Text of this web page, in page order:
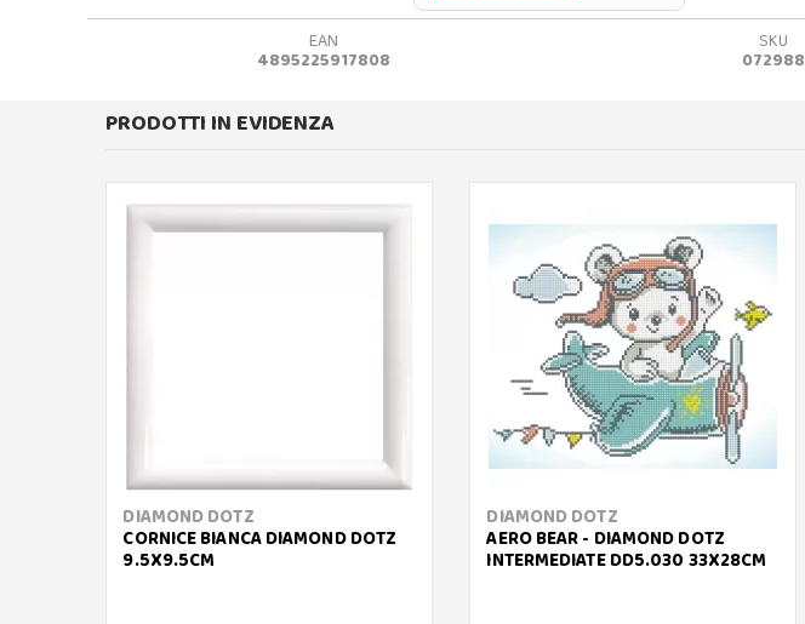
EAN
4895225917808
SKU
072988
PRODOTTI IN EVIDENZA
DIAMOND DOTZ
CORNICE BIANCA DIAMOND DOTZ
9.5X9.5CM
DIAMOND DOTZ
AERO BEAR - DIAMOND DOTZ
INTERMEDIATE DD5.030 33X28CM